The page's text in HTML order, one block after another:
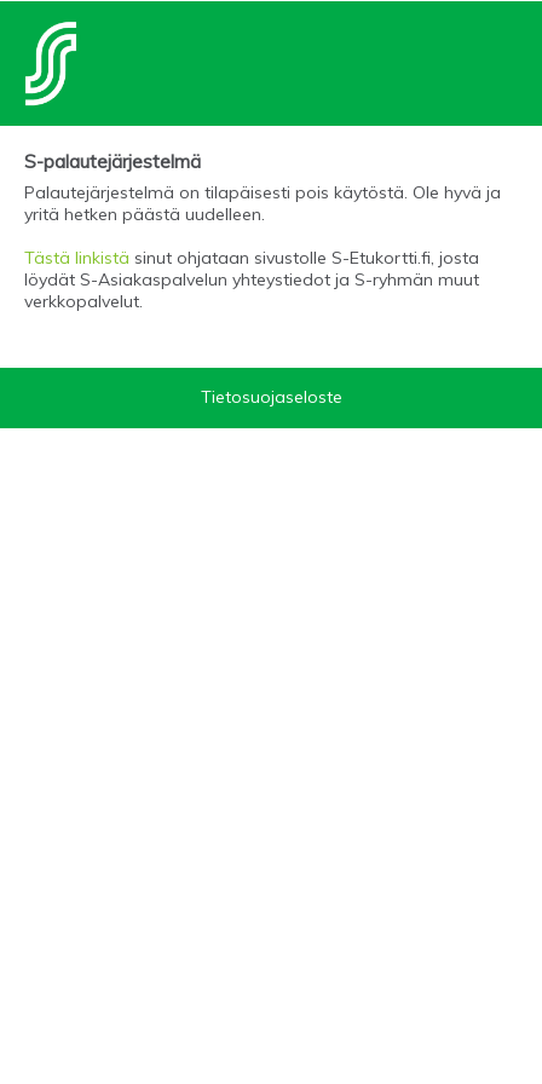
S-palautejärjestelmä
Palautejärjestelmä on tilapäisesti pois käytöstä. Ole hyvä ja
yritä hetken päästä uudelleen.
Tästä linkistä sinut ohjataan sivustolle S-Etukortti.fi, josta
löydät S-Asiakaspalvelun yhteystiedot ja S-ryhmän muut
verkkopalvelut.
Tietosuojaseloste